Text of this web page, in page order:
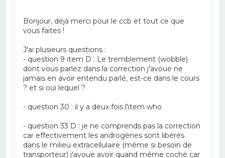
Bonjour, déjà merci pour le ccb et tout ce que
vous faites !
J'ai plusieurs questions :
- question 9 item D : Le tremblement (wobble)
dont vous parlez dans la correction j'avoue ne
jamais en avoir entendu parlé, est-ce dans le cours
? et si oui lequel ?
- question 30 : il y a deux fois l'item who
- question 33 D : je ne comprends pas la correction
car effectivement les androgènes sont libérés
dans le milieu extracellulaire (même si besoin de
transporteur) j'avoue avoir quand même coché car